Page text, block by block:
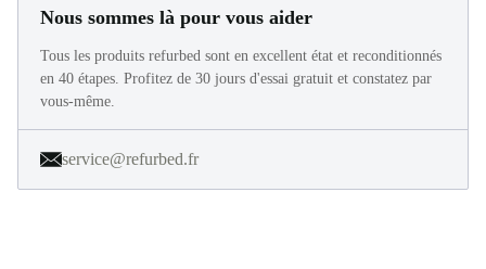
Nous sommes là pour vous aider
Tous les produits refurbed sont en excellent état et reconditionnés
en 40 étapes. Profitez de 30 jours d'essai gratuit et constatez par
vous-même.
service@refurbed.fr